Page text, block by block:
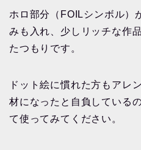
ホロ部分（FOILシンボル）
みも入れ、少しリッチな作
たつもりです。
ドット絵に慣れた方もアレ
材になったと自負している
て使ってみてください。